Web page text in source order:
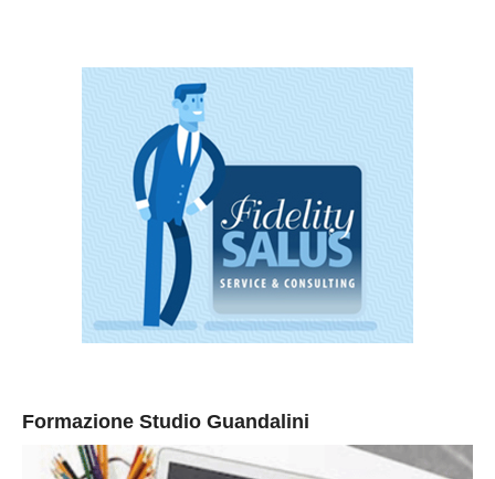
Formazione Studio Guandalini